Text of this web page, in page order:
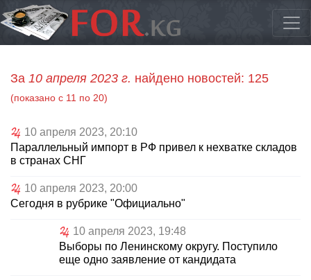
За 10 апреля 2023 г. найдено новостей: 125
(показано с 11 по 20)
10 апреля 2023, 20:10
Параллельный импорт в РФ привел к нехватке складов
в странах СНГ
10 апреля 2023, 20:00
Сегодня в рубрике "Официально"
10 апреля 2023, 19:48
Выборы по Ленинскому округу. Поступило
еще одно заявление от кандидата